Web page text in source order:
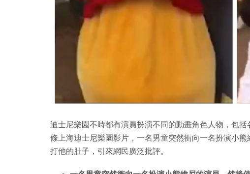
迪士尼樂園不時都有演員扮演不同的動畫角色人物，包
條上海迪士尼樂園影片，一名男童突然衝向一名扮演小
打他的肚子，引來網民廣泛批評。